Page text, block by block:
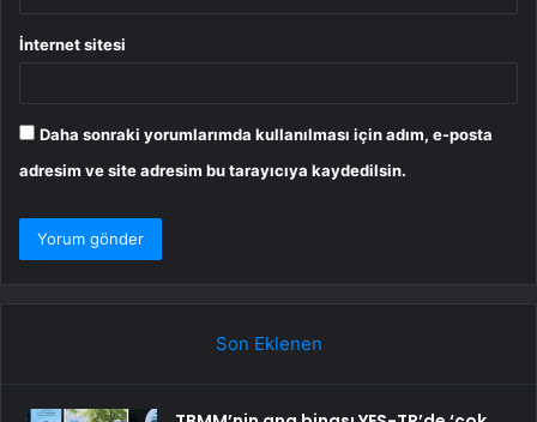
İnternet sitesi
Daha sonraki yorumlarımda kullanılması için adım, e-posta
adresim ve site adresim bu tarayıcıya kaydedilsin.
Son Eklenen